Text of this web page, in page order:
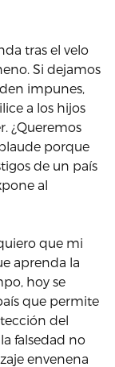
tras el velo
Si dejamos
impunes,
a los hijos
¿Queremos
porque
de un país
al
que mi
aprenda la
hoy se
que permite
del
falsedad no
envenena